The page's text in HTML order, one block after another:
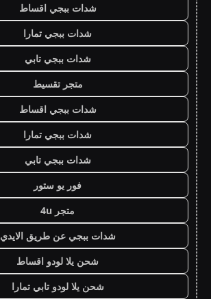
شدات ببجي اقساط
شدات ببجي تمارا
شدات ببجي تابي
متجر تقسيط
شدات ببجي اقساط
شدات ببجي تمارا
شدات ببجي تابي
فور يو ستور
متجر 4u
شدات ببجي عن طريق الايدي
شحن يلا لودو اقساط
شحن يلا لودو تابي تمارا